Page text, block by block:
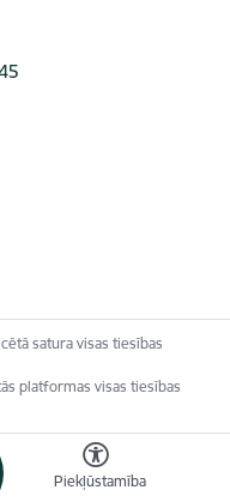
Piekļūstamība
satura visas tiesības
platformas visas tiesības